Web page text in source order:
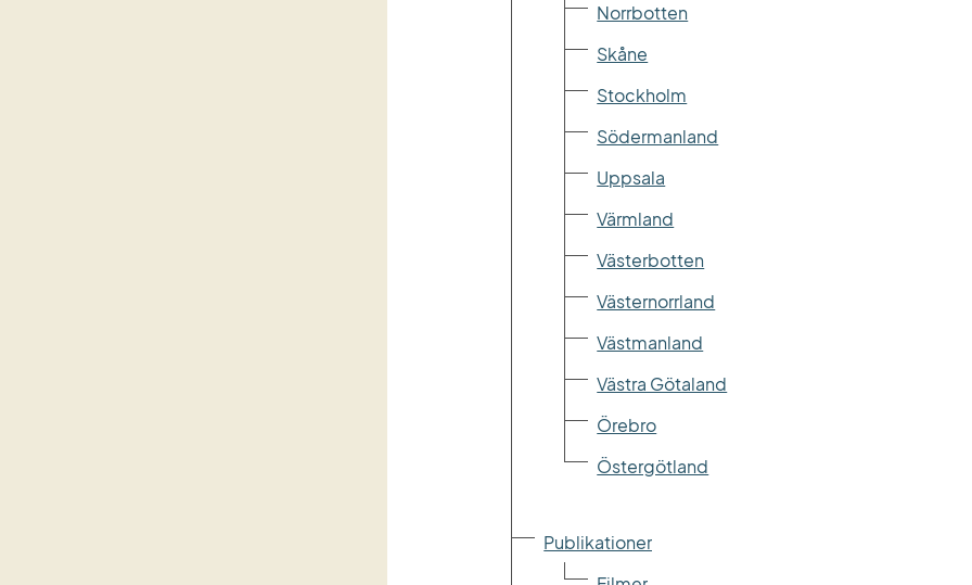
Norrbotten
Skåne
Stockholm
Södermanland
Uppsala
Värmland
Västerbotten
Västernorrland
Västmanland
Västra Götaland
Örebro
Östergötland
Publikationer